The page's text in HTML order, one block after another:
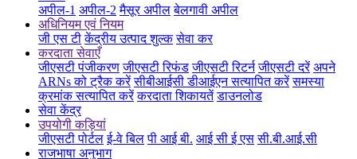
अपील-1 अपील-2 मैसूर अपील बेलगावी अपील
अधिनियम एवं नियम
जी एस टी केंद्रीय उत्पाद शुल्क सेवा कर
करदाता सेवाएँ
जीएसटी पंजीकरण जीएसटी रिफंड जीएसटी रिटर्न जीएसटी दरें अपने
ARNs को ट्रैक करें सीबीआईसी डीआईएन सत्यापित करें समस्या
क्रमांक सत्यापित करें करदाता शिकायतें डाउनलोड
सेवा केंद्र
उपयोगी कड़ियां
जीएसटी पोर्टल ई-वे बिल पी आई बी. आई सी ई एस सी.बी.आई.सी
राजभाषा अनुभाग